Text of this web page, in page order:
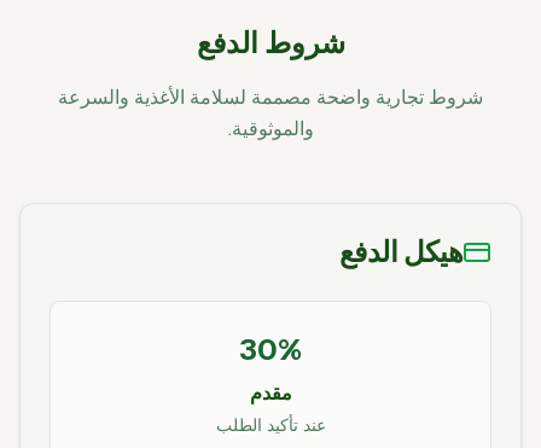
شروط الدفع
شروط تجارية واضحة مصممة لسلامة الأغذية والسرعة
والموثوقية.
هيكل الدفع
30%
مقدم
عند تأكيد الطلب